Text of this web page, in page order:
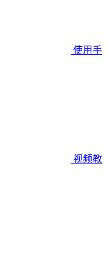
使用手
视频教